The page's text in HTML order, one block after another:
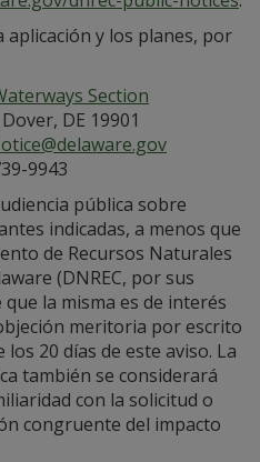
y los planes, por
Section
DE 19901
9943
pública sobre
indicadas, a menos que
de Recursos Naturales
(DNREC, por sus
la misma es de interés
meritoria por escrito
20 días de este aviso. La
también se considerará
con la solicitud o
congruente del impacto